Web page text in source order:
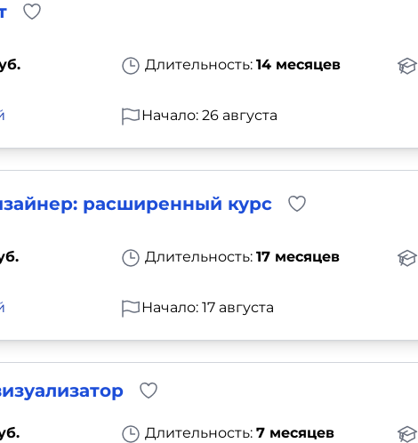
Длительность: 14 месяцев
Начало: 26 августа
расширенный курс
Длительность: 17 месяцев
Начало: 17 августа
Длительность: 7 месяцев